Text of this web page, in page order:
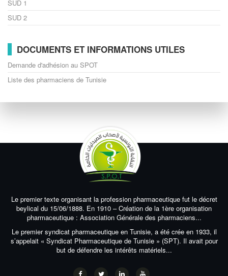
SUD 1
SUD 2
DOCUMENTS ET INFORMATIONS UTILES
Demande d'adhésion au SPOT
Liste des pharmaciens de Tunisie
Le premier texte organisant la profession pharmaceutique fut le décret
beylical du 15/06/1888. En 1910 – Création de la 1ère organisation
pharmaceutique : Association Générale des pharmaciens...
Le premier syndicat pharmaceutique en Tunisie, a été crée en 1933, il
s’appelait « Syndicat Pharmaceutique de Tunisie » (SPT). Il avait pour
but de défendre les intérêts matériels...